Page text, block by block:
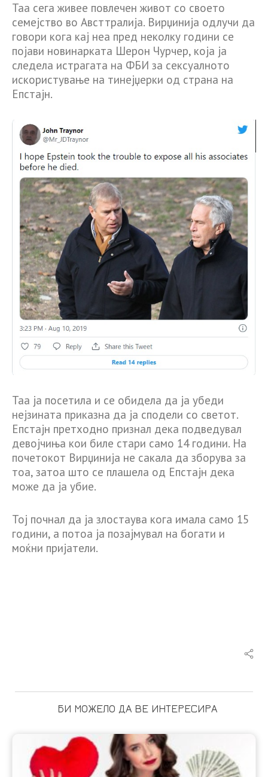
Таа сега живее повлечен живот со своето
семејство во Австтралија. Вирџинија одлучи да
говори кога кај неа пред неколку години се
појави новинарката Шерон Чурчер, која ја
следела истрагата на ФБИ за сексуалното
искористување на тинејџерки од страна на
Епстајн.
Таа ја посетила и се обидела да ја убеди
нејзината приказна да ја сподели со светот.
Епстајн претходно признал дека подведувал
девојчиња кои биле стари само 14 години. На
почетокот Вирџинија не сакала да зборува за
тоа, затоа што се плашела од Епстајн дека
може да ја убие.
Тој почнал да ја злостаува кога имала само 15
години, а потоа ја позајмувал на богати и
моќни пријатели.
БИ МОЖЕЛО ДА ВЕ ИНТЕРЕСИРА